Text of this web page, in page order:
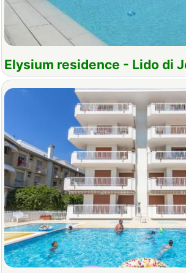
Elysium residence - Lido di